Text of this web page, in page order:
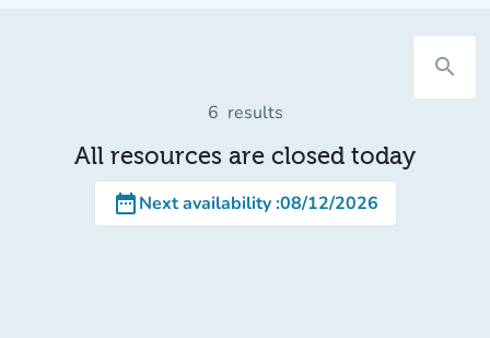
search
6 results
All resources are closed today
date_rangeNext availability:08/12/2026